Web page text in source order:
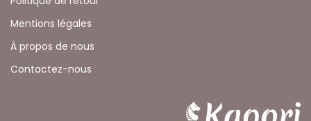
Mentions légales
À propos de nous
Contactez-nous